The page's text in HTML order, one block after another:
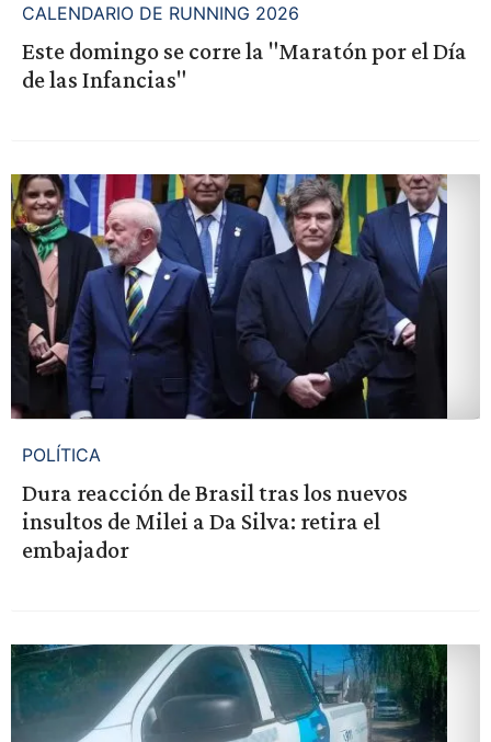
CALENDARIO DE RUNNING 2026
Este domingo se corre la "Maratón por el Día
de las Infancias"
POLÍTICA
Dura reacción de Brasil tras los nuevos
insultos de Milei a Da Silva: retira el
embajador